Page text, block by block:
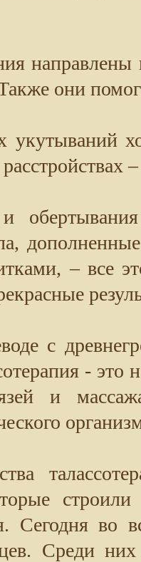
они
укутываний
– все
с
-
и
Сегодня во
Среди